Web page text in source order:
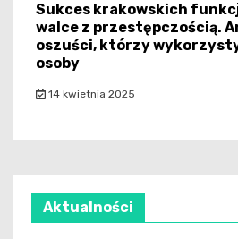
Sukces krakowskich
walce z przestępczością.
oszuści, którzy
osoby
14 kwietnia 2025
Aktualności